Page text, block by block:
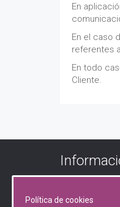
En
En el caso
referentes
En todo
Cliente.
46183 l’Eliana
Política de cookies